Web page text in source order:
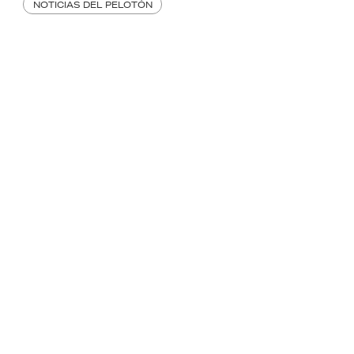
NOTICIAS DEL PELOTÓN